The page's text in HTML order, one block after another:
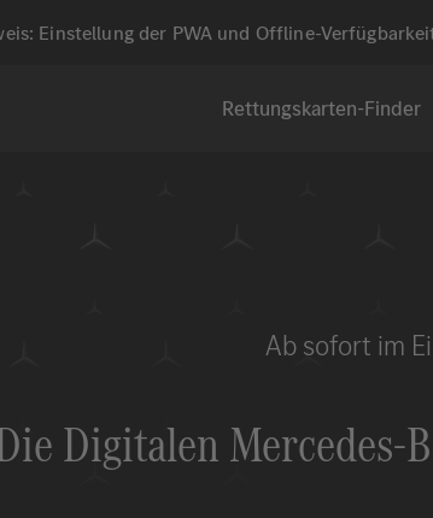
Einstellung der PWA und Offline-
Rettungskarten-Finder
DigitalenMercedes-
Ab sofort im